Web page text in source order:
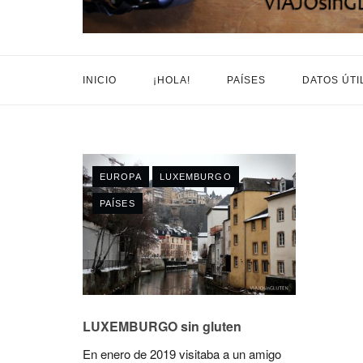
INICIO ¡HOLA! PAÍSES DATOS
EUROPA LUXEMBURGO
PAÍSES
LUXEMBURGO sin gluten
En enero de 2019 visitaba a un amigo